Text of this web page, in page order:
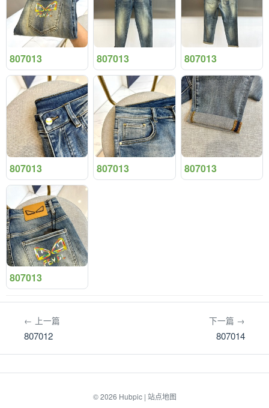
807013 807013 807013
807013 807013 807013
807013
← 上一篇
807012
下一篇 →
807014
© 2026 Hubpic| 站点地图